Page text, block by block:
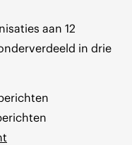
aan 12
in drie